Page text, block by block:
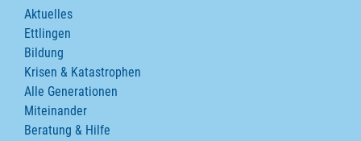
Aktuelles
Ettlingen
Bildung
Krisen & Katastrophen
Alle Generationen
Miteinander
Beratung & Hilfe